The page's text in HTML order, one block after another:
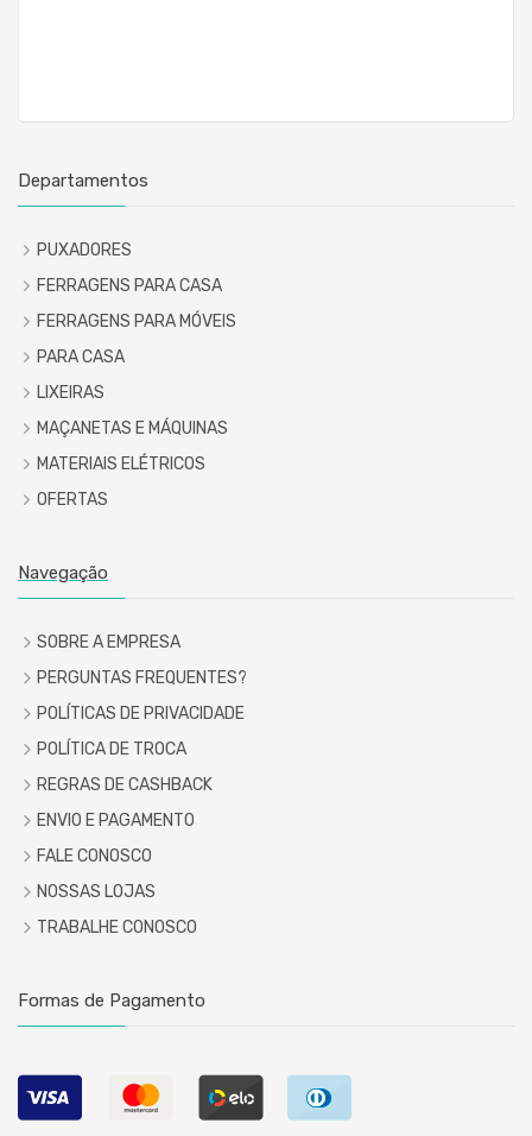
Departamentos
PUXADORES
FERRAGENS PARA CASA
FERRAGENS PARA MÓVEIS
PARA CASA
LIXEIRAS
MAÇANETAS E MÁQUINAS
MATERIAIS ELÉTRICOS
OFERTAS
Navegação
SOBRE A EMPRESA
PERGUNTAS FREQUENTES?
POLÍTICAS DE PRIVACIDADE
POLÍTICA DE TROCA
REGRAS DE CASHBACK
ENVIO E PAGAMENTO
FALE CONOSCO
NOSSAS LOJAS
TRABALHE CONOSCO
Formas de Pagamento